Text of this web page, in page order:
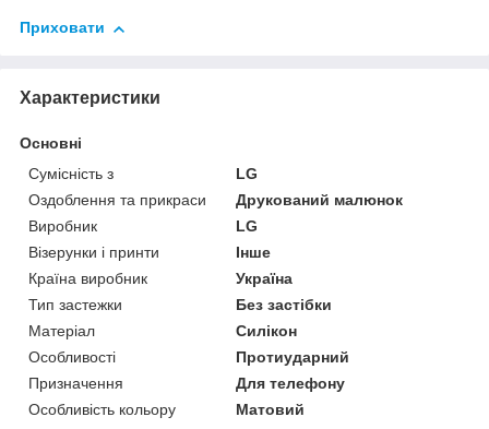
Приховати
Характеристики
Основні
Сумісність з
LG
Оздоблення та прикраси
Друкований малюнок
Виробник
LG
Візерунки і принти
Інше
Країна виробник
Україна
Тип застежки
Без застібки
Матеріал
Силікон
Особливості
Протиударний
Призначення
Для телефону
Особливість кольору
Матовий